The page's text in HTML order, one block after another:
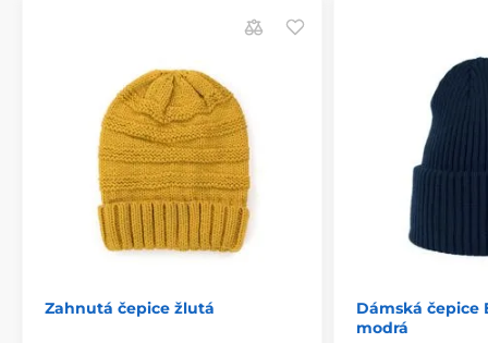
Zahnutá čepice žlutá
Dámská čepice
modrá